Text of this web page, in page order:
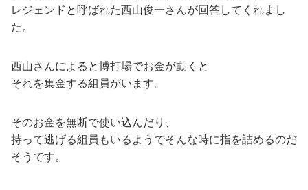
レジェンドと呼ばれた西山俊一さんが回答してくれまし
た。
西山さんによると博打場でお金が動くと
それを集金する組員がいます。
そのお金を無断で使い込んだり、
持って逃げる組員もいるようでそんな時に指を詰めるのだ
そうです。